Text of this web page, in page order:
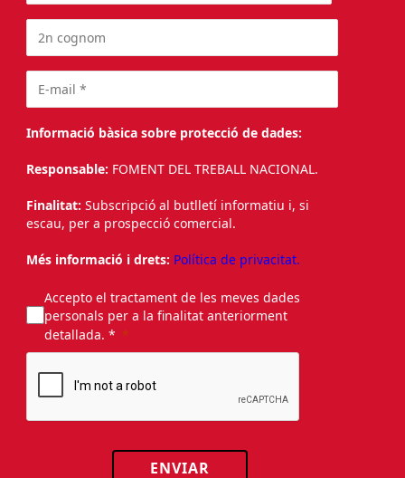
Informació bàsica sobre protecció de dades:
Responsable: FOMENT DEL TREBALL NACIONAL.
Finalitat: Subscripció al butlletí informatiu i, si
escau, per a prospecció comercial.
Més informació i drets: Política de privacitat.
Accepto el tractament de les meves dades
personals per a la finalitat anteriorment
detallada. *
ENVIAR